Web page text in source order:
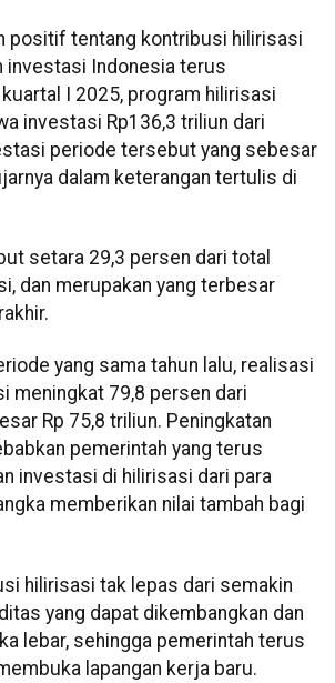
positif tentang kontribusi hilirisasi
investasi Indonesia terus
I 2025, program hilirisasi
investasi Rp136,3 triliun dari
periode tersebut yang sebesar
dalam keterangan tertulis di
setara 29,3 persen dari total
dan merupakan yang terbesar
yang sama tahun lalu, realisasi
meningkat 79,8 persen dari
Rp 75,8 triliun. Peningkatan
pemerintah yang terus
investasi di hilirisasi dari para
memberikan nilai tambah bagi
hilirisasi tak lepas dari semakin
yang dapat dikembangkan dan
lebar, sehingga pemerintah terus
lapangan kerja baru.